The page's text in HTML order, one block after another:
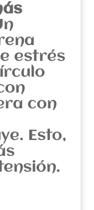
estrés
con
Esto,